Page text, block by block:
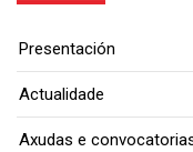
Presentación
Actualidade
Axudas e